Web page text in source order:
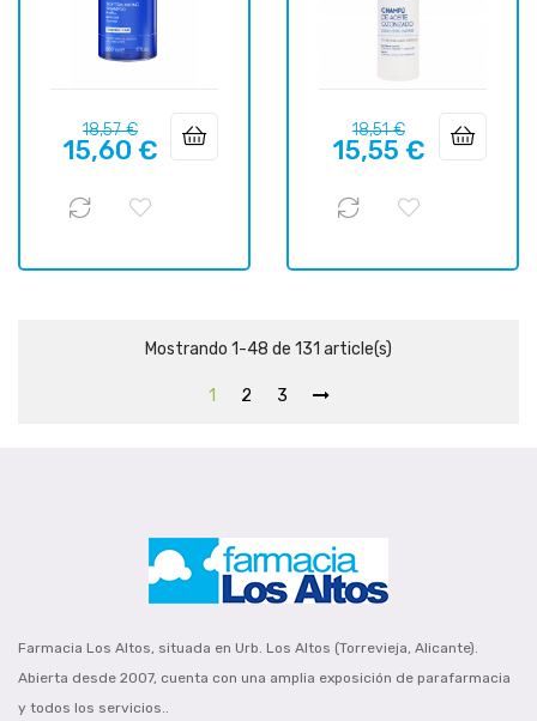
Precio
regular
18,57 €Precio
15,60 €
Precio
regular
18,51 €Precio
15,55 €
Mostrando 1-48 de 131 article(s)
1 2 3
Farmacia Los Altos, situada en Urb. Los Altos (Torrevieja, Alicante).
Abierta desde 2007, cuenta con una amplia exposición de parafarmacia
y todos los servicios..